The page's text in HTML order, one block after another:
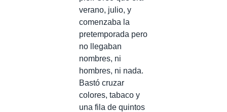
verano, julio, y
comenzaba la
pretemporada pero
no llegaban
nombres, ni
hombres, ni nada.
Bastó cruzar
colores, tabaco y
una fila de quintos